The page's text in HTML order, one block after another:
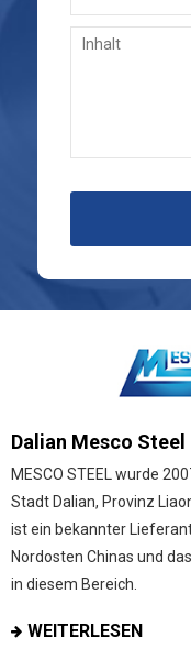
Dalian Mesco Steel
MESCO STEEL wurde
Stadt Dalian, Provinz
ist ein bekannter
Nordosten Chinas und
in diesem Bereich.
WEITERLESEN